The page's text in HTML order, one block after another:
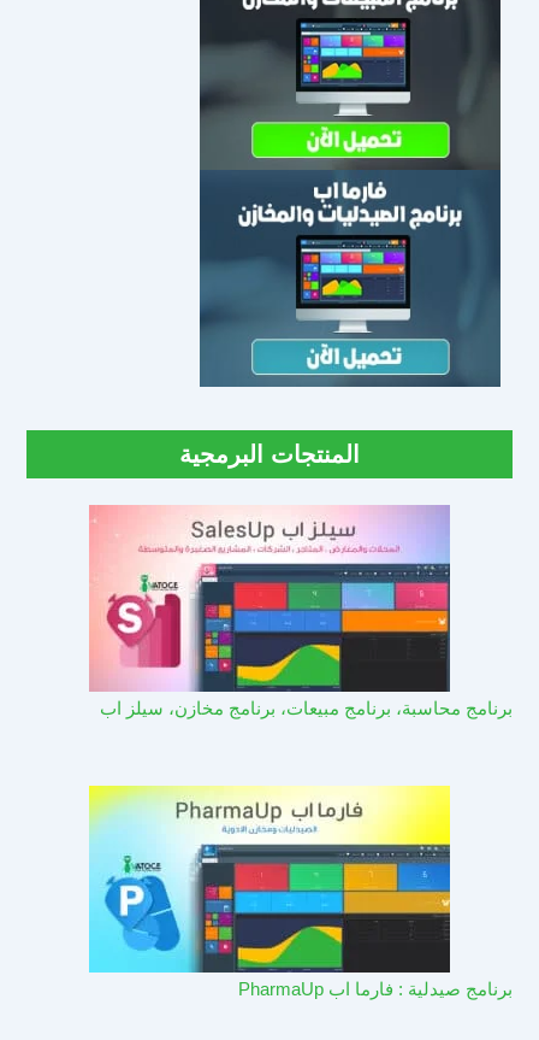
المنتجات البرمجية
برنامج محاسبة، برنامج مبيعات، برنامج مخازن، سيلز اب
برنامج صيدلية : فارما اب PharmaUp​